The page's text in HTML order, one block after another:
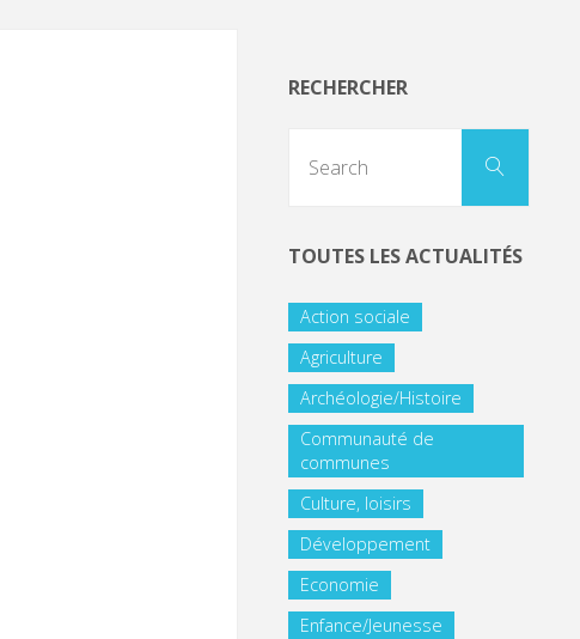
RECHERCHER
TOUTES LES ACTUALITÉS
Action sociale
Agriculture
Archéologie/Histoire
Communauté de
communes
Culture, loisirs
Développement
Economie
Enfance/Jeunesse